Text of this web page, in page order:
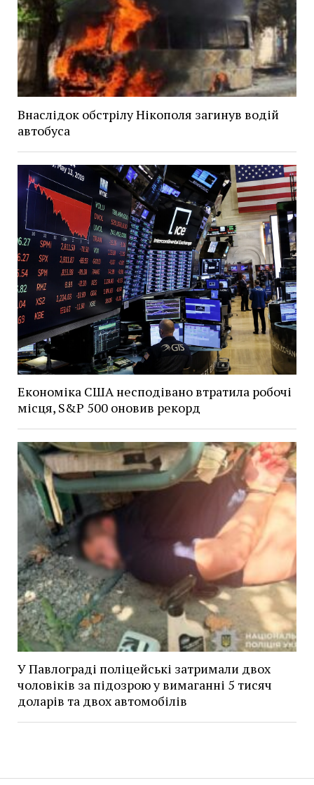
Внаслідок обстрілу Нікополя загинув водій
автобуса
Економіка США несподівано втратила робочі
місця, S&P 500 оновив рекорд
У Павлограді поліцейські затримали двох
чоловіків за підозрою у вимаганні 5 тисяч
доларів та двох автомобілів